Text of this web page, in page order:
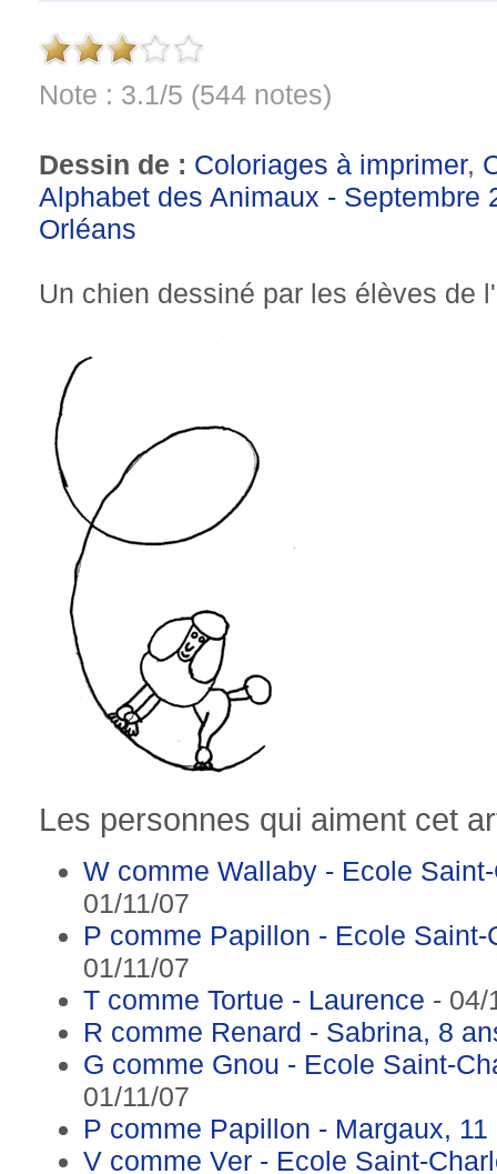
Note : 3.1/5 (544 notes)
Dessin de : Coloriages à imprimer,
Alphabet des Animaux - Septembre
Orléans
Un chien dessiné par les élèves de
Les personnes qui aiment cet
W comme Wallaby - Ecole
01/11/07
P comme Papillon - Ecole
01/11/07
T comme Tortue - Laurence - 04/
R comme Renard - Sabrina, 8
G comme Gnou - Ecole Saint-
01/11/07
P comme Papillon - Margaux, 11
V comme Ver - Ecole Saint-